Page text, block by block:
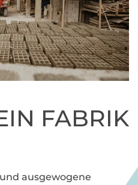
FABRIK
ausgewogene